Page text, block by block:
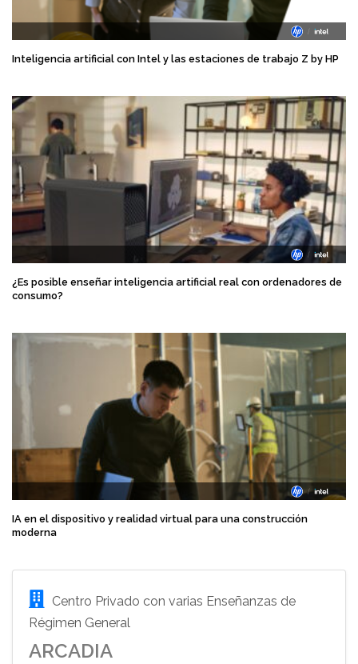
Inteligencia artificial con Intel y las estaciones de trabajo Z by HP
¿Es posible enseñar inteligencia artificial real con ordenadores de
consumo?
IA en el dispositivo y realidad virtual para una construcción
moderna
Centro Privado con varias Enseñanzas de
Régimen General
ARCADIA